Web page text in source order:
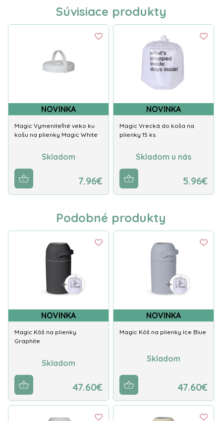
Súvisiace produkty
NOVINKA
Magic Vymeniteľné veko ku
košu na plienky Magic White
Skladom
7.96€
NOVINKA
Magic Vrecká do koša na
plienky 15 ks
Skladom u nás
5.96€
Podobné produkty
NOVINKA
Magic Kôš na plienky
Graphite
Skladom
47.60€
NOVINKA
Magic Kôš na plienky Ice Blue
Skladom
47.60€